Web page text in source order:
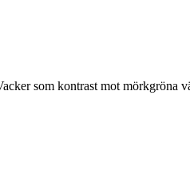
som kontrast mot mörkgröna